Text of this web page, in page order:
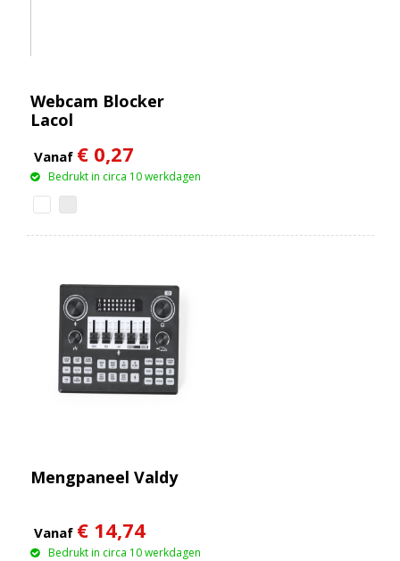
Webcam Blocker
Lacol
Vanaf € 0,27
Bedrukt in circa 10 werkdagen
Mengpaneel Valdy
Vanaf € 14,74
Bedrukt in circa 10 werkdagen